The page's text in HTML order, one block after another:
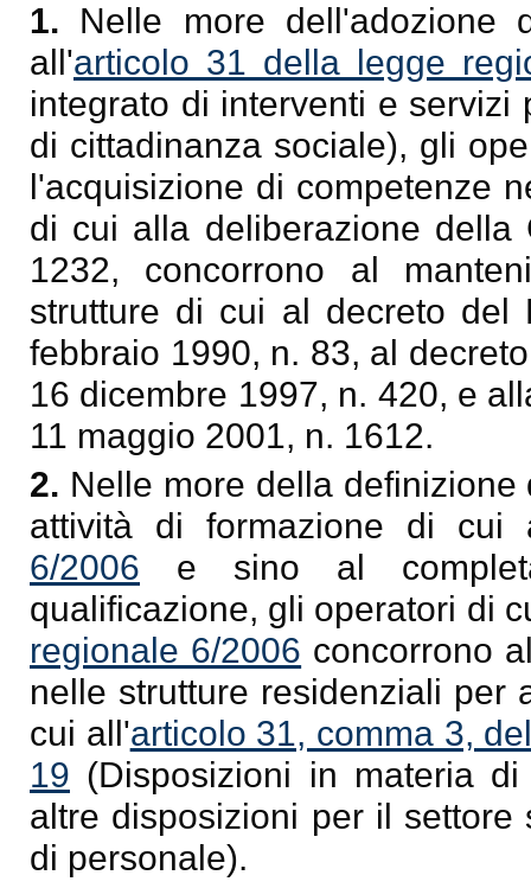
1. Nelle more dell'adozione
all'articolo 31 della legge
integrato di interventi e
di cittadinanza sociale), gli
l'acquisizione di competenze
di cui alla deliberazione
1232, concorrono al
strutture di cui al decreto del
febbraio 1990, n. 83, al
16 dicembre 1997, n. 420, e
11 maggio 2001, n. 1612.
2. Nelle more della
attività di formazione di cui
6/2006 e sino al
qualificazione, gli operatori di
regionale 6/2006 concorrono
nelle strutture residenziali per
cui all'articolo 31, comma 3,
19 (Disposizioni in materia
altre disposizioni per il
di personale).